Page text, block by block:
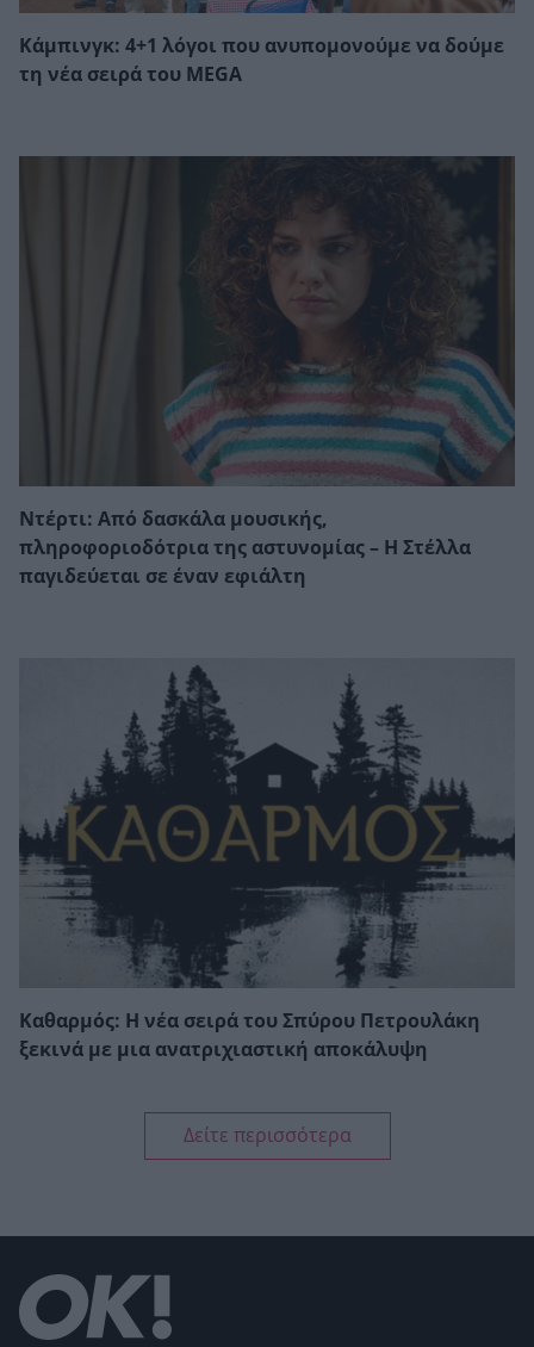
Κάμπινγκ: 4+1 λόγοι που ανυπομονούμε να δούμε
τη νέα σειρά του MEGA
Ντέρτι: Από δασκάλα μουσικής,
πληροφοριοδότρια της αστυνομίας – Η Στέλλα
παγιδεύεται σε έναν εφιάλτη
Καθαρμός: Η νέα σειρά του Σπύρου Πετρουλάκη
ξεκινά με μια ανατριχιαστική αποκάλυψη
Δείτε περισσότερα